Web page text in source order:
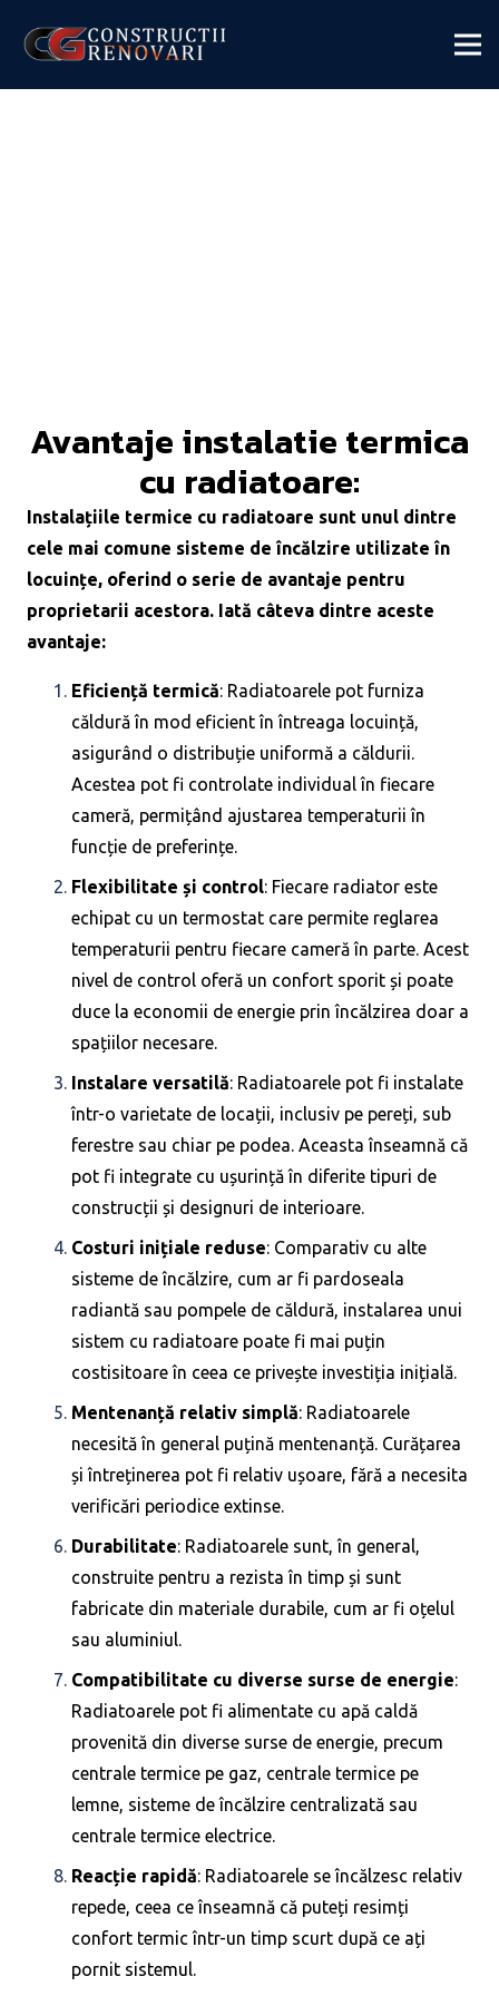
Avantaje instalatie termica
cu radiatoare:
Instalațiile termice cu radiatoare sunt unul dintre
cele mai comune sisteme de încălzire utilizate în
locuințe, oferind o serie de avantaje pentru
proprietarii acestora. Iată câteva dintre aceste
avantaje:
Eficiență termică: Radiatoarele pot furniza
căldură în mod eficient în întreaga locuință,
asigurând o distribuție uniformă a căldurii.
Acestea pot fi controlate individual în fiecare
cameră, permițând ajustarea temperaturii în
funcție de preferințe.
Flexibilitate și control: Fiecare radiator este
echipat cu un termostat care permite reglarea
temperaturii pentru fiecare cameră în parte. Acest
nivel de control oferă un confort sporit și poate
duce la economii de energie prin încălzirea doar a
spațiilor necesare.
Instalare versatilă: Radiatoarele pot fi instalate
într-o varietate de locații, inclusiv pe pereți, sub
ferestre sau chiar pe podea. Aceasta înseamnă că
pot fi integrate cu ușurință în diferite tipuri de
construcții și designuri de interioare.
Costuri inițiale reduse: Comparativ cu alte
sisteme de încălzire, cum ar fi pardoseala
radiantă sau pompele de căldură, instalarea unui
sistem cu radiatoare poate fi mai puțin
costisitoare în ceea ce privește investiția inițială.
Mentenanță relativ simplă: Radiatoarele
necesită în general puțină mentenanță. Curățarea
și întreținerea pot fi relativ ușoare, fără a necesita
verificări periodice extinse.
Durabilitate: Radiatoarele sunt, în general,
construite pentru a rezista în timp și sunt
fabricate din materiale durabile, cum ar fi oțelul
sau aluminiul.
Compatibilitate cu diverse surse de energie:
Radiatoarele pot fi alimentate cu apă caldă
provenită din diverse surse de energie, precum
centrale termice pe gaz, centrale termice pe
lemne, sisteme de încălzire centralizată sau
centrale termice electrice.
Reacție rapidă: Radiatoarele se încălzesc relativ
repede, ceea ce înseamnă că puteți resimți
confort termic într-un timp scurt după ce ați
pornit sistemul.